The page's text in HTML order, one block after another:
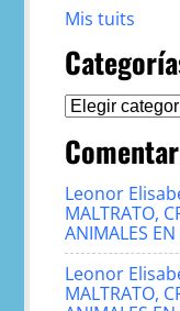
Mis tuits
Categorías
Leonor
MALTRATO,
ANIMALES
Leonor
MALTRATO,